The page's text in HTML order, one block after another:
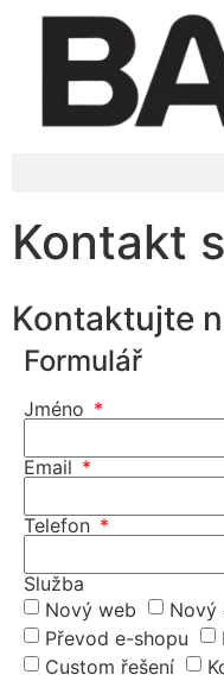
Kontakt
Kontaktujte
Formulář
Jméno
Email
Telefon
Služba
Nový web
Nový
Převod e-shopu
Custom řešení